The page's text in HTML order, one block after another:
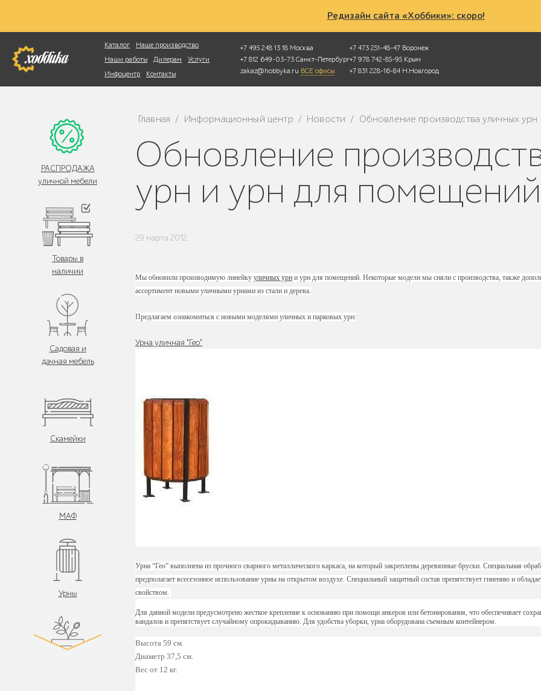
Редизайн сайта «Хоббики»: скоро!
Каталог
Наше производство
Наши работы
Дилерам
Услуги
Инфоцентр
Контакты
+7 495 248 13 18 Москва
+7 812 649-03-73 Санкт-Петербург
zakaz@hobbyka.ru ВСЕ офисы
+7 473 251-48-47 Воронеж
+7 978 742-85-95 Крым
+7 831 228-16-84 Н.Новгород
Фотопоиск
РАСПРОДАЖА
уличной мебели
Товары в
наличии
Садовая и
дачная мебель
Скамейки
МАФ
Урны
Главная / Информационный центр / Новости / Обновление производства уличных
Обновление производства уличных
урн и урн для помещений
29 марта 2012
Мы обновили производимую линейку уличных урн и урн для помещений. Некоторые модели мы сняли с производства, также
ассортимент новыми уличными урнами из стали и дерева.
Предлагаем ознакомиться с новыми моделями уличных и парковых урн:
Урна уличная "Гео"
Урна “Гео” выполнена из прочного сварного металлического каркаса, на который закреплены деревянные бруски. Специальная
предполагает всесезонное использование урны на открытом воздухе. Специальный защитный состав препятствует гниению и
свойством.
Для данной модели предусмотрено жесткое крепление к основанию при помощи анкеров или бетонирования, что обеспечивает
вандалов и препятствует случайному опрокидыванию. Для удобства уборки, урна оборудована съемным контейнером.
Высота 59 см.
Диаметр 37,5 см.
Вес от 12 кг.